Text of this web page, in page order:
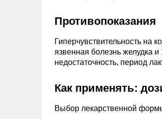
Противопоказания
Гиперчувствительность на
язвенная болезнь желудка
недостаточность, период
Как применять:
Выбор лекарственной